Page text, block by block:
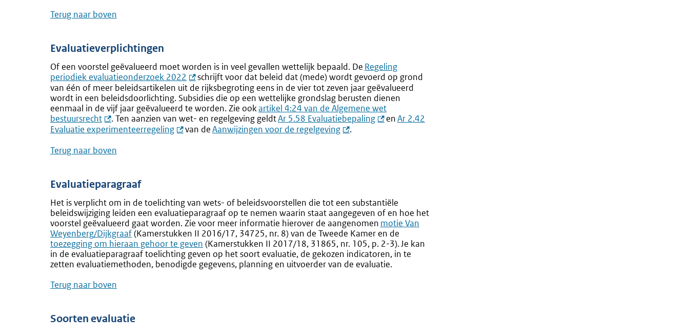
Terug naar boven
Evaluatieverplichtingen
Of een voorstel geëvalueerd moet worden is in veel gevallen wettelijk bepaald. De Regeling
periodiek evaluatieonderzoek 2022
schrijft voor dat beleid dat (mede) wordt gevoerd op grond
van één of meer beleidsartikelen uit de rijksbegroting eens in de vier tot zeven jaar geëvalueerd
wordt in een beleidsdoorlichting. Subsidies die op een wettelijke grondslag berusten dienen
eenmaal in de vijf jaar geëvalueerd te worden. Zie ookartikel 4:24 van de Algemene wet
bestuursrecht
. Ten aanzien van wet- en regelgeving geldtAr 5.58 Evaluatiebepaling enAr 2.42
Evaluatie experimenteerregeling
van deAanwijzingen voor de regelgeving
.
Terug naar boven
Evaluatieparagraaf
Het is verplicht om in de toelichting van wets- of beleidsvoorstellen die tot een substantiële
beleidswijziging leiden een evaluatieparagraaf op te nemen waarin staat aangegeven of en hoe het
voorstel geëvalueerd gaat worden. Zie voor meer informatie hierover de aangenomen motie Van
Weyenberg/Dijkgraaf(Kamerstukken II 2016/17, 34725, nr. 8) van de Tweede Kamer en de
toezegging om hieraan gehoor te geven (Kamerstukken II 2017/18, 31865, nr. 105, p. 2-3). Je kan
in de evaluatieparagraaf toelichting geven op het soort evaluatie, de gekozen indicatoren, in te
zetten evaluatiemethoden, benodigde gegevens, planning en uitvoerder van de evaluatie.
Terug naar boven
Soorten evaluatie